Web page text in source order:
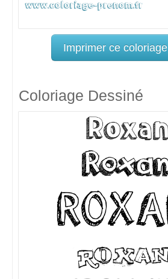
Imprimer ce coloriage
Coloriage Dessiné